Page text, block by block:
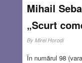
Mihail
„Scurt
By Mirel Horodi
În numărul 98